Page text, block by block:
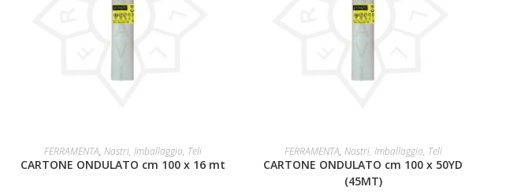
LEGGI TUTTO
FERRAMENTA, Nastri, Imballaggio, Teli
CARTONE ONDULATO cm 100 x 16 mt
LEGGI TUTTO
FERRAMENTA, Nastri, Imballaggio, Teli
CARTONE ONDULATO cm 100 x 50YD
(45MT)